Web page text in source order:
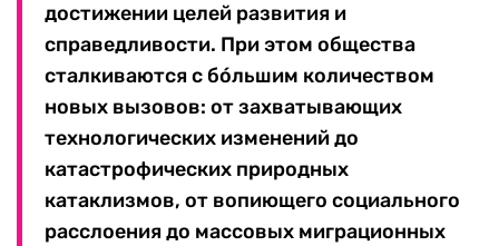
достижении целей развития и
справедливости. При этом общества
сталкиваются с бóльшим количеством
новых вызовов: от захватывающих
технологических изменений до
катастрофических природных
катаклизмов, от вопиющего социального
расслоения до массовых миграционных